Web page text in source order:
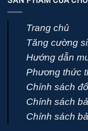
Trang chủ
Tăng cường
Hướng dẫn
Phương thức
Chính sách
Chính sách
Chính sách